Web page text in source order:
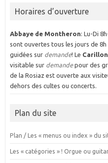
Horaires d’ouverture
Abbaye de Montheron: Lu-Di
sont ouvertes tous les jours de
guidées sur demande! Le
visitable sur demandepour des
de la Rosiaz est ouverte aux
dehors des cultes ou concerts.
Plan du site
Plan / Les « menus ou index » du
Les « catégories » ! Orgue ou